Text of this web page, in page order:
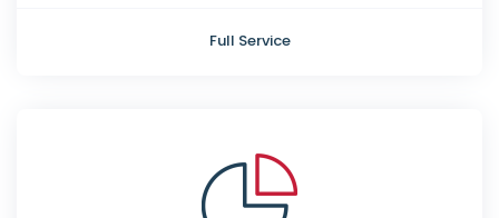
Full Service